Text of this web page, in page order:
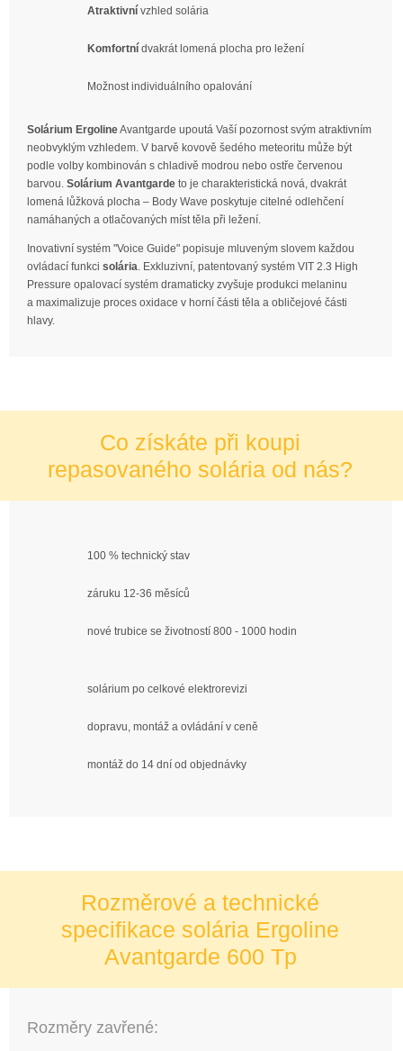
Atraktivní vzhled solária
Komfortní dvakrát lomená plocha pro ležení
Možnost individuálního opalování
Solárium ErgolineAvantgarde upoutá Vaší pozornost svým atraktivním
neobvyklým vzhledem. V barvě kovově šedého meteoritu může být
podle volby kombinován s chladivě modrou nebo ostře červenou
barvou. Solárium Avantgarde to je charakteristická nová, dvakrát
lomená lůžková plocha – Body Wave poskytuje citelné odlehčení
namáhaných a otlačovaných míst těla při ležení.
Inovativní systém "Voice Guide" popisuje mluveným slovem každou
ovládací funkci solária. Exkluzivní, patentovaný systém VIT 2.3 High
Pressure opalovací systém dramaticky zvyšuje produkci melaninu
a maximalizuje proces oxidace v horní části těla a obličejové části
hlavy.
Co získáte při koupi
repasovaného solária od nás?
100 % technický stav
záruku 12-36 měsíců
nové trubice se životností 800 - 1000 hodin
solárium po celkové elektrorevizi
dopravu, montáž a ovládání v ceně
montáž do 14 dní od objednávky
Rozměrové a technické
specifikace solária Ergoline
Avantgarde 600 Tp
Rozměry zavřené: